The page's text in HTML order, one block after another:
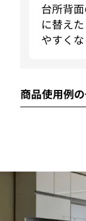
台所背
に替え
やすくな
商品使用例